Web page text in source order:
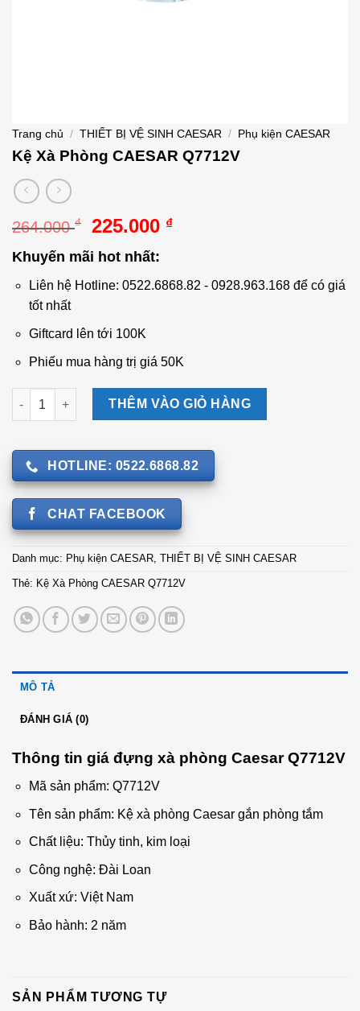
Trang chủ / THIẾT BỊ VỆ SINH CAESAR / Phụ kiện CAESAR
Kệ Xà Phòng CAESAR Q7712V
264.000₫
Giá
là:
264.000 ₫.
225.000 ₫Giá
là:
Khuyến mãi hot nhất:
Liên hệ Hotline: 0522.6868.82 - 0928.963.168 để có giá
tốt nhất
Giftcard lên tới 100K
Phiếu mua hàng trị giá 50K
Kệ Xà Phòng CAESAR Q7712V số lượng
THÊM VÀO GIỎ HÀNG
HOTLINE: 0522.6868.82
CHAT FACEBOOK
Danh mục: Phụ kiện CAESAR, THIẾT BỊ VỆ SINH CAESAR
Thẻ: Kệ Xà Phòng CAESAR Q7712V
MÔ TẢ
ĐÁNH GIÁ (0)
Thông tin giá đựng xà phòng Caesar Q7712V
Mã sản phẩm: Q7712V
Tên sản phẩm: Kệ xà phòng Caesar gắn phòng tắm
Chất liệu: Thủy tinh, kim loại
Công nghệ: Đài Loan
Xuất xứ: Việt Nam
Bảo hành: 2 năm
SẢN PHẨM TƯƠNG TỰ